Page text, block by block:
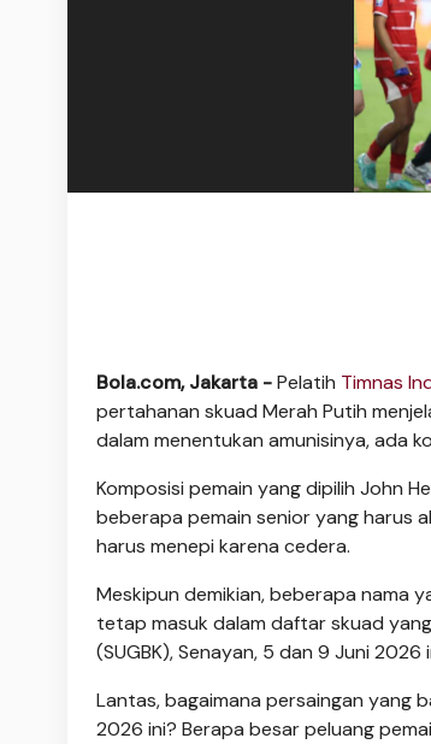
Bola.com, Jakarta -Pelatih Timnas
pertahanan skuad Merah Putih
dalam menentukan amunisinya, ada
Komposisi pemain yang dipilih John
beberapa pemain senior yang harus
harus menepi karena cedera.
Meskipun demikian, beberapa nama
tetap masuk dalam daftar skuad
(SUGBK), Senayan, 5 dan 9 Juni 2026
Lantas, bagaimana persaingan yang
2026 ini? Berapa besar peluang